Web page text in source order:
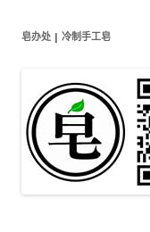
皂办处 | 冷制手工皂